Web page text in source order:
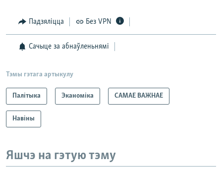
Падзяліцца Без VPN
Сачыце за абнаўленьнямі
Тэмы гэтага артыкулу
Палітыка Эканоміка САМАЕ ВАЖНАЕ
Навіны
Яшчэ на гэтую тэму